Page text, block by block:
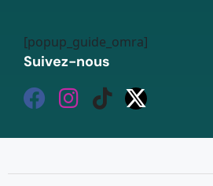
[popup_guide_omra]
Suivez-nous